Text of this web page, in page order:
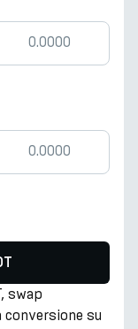
swap
conversione su